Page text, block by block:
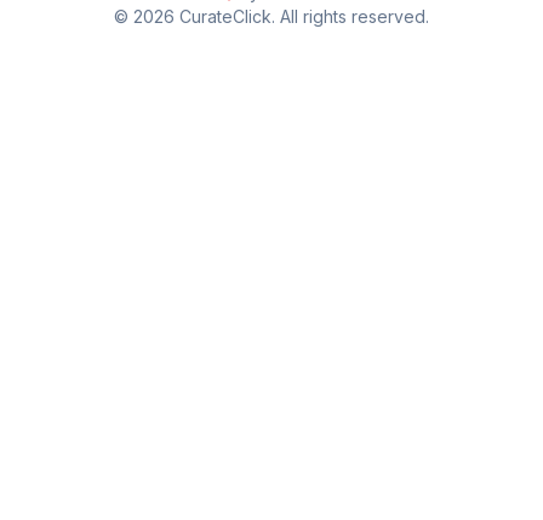
© 2026 CurateClick. All rights reserved.